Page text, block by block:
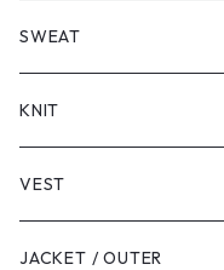
LONG SLEEVE
SHORT SLEEVE
LONG SLEEVE
SWEAT
KNIT
VEST
JACKET / OUTER